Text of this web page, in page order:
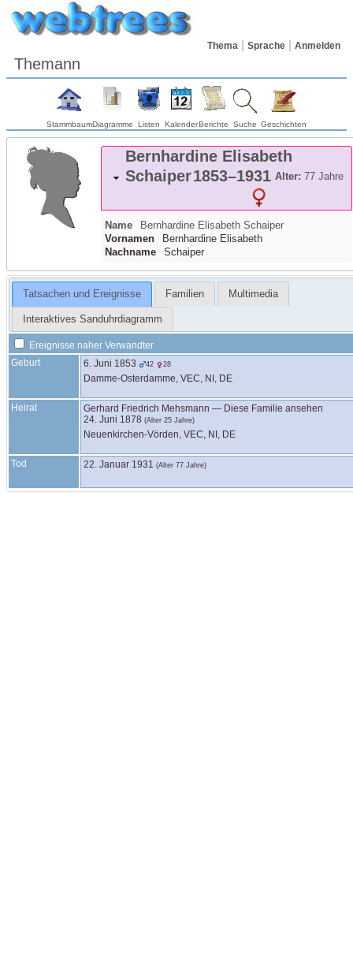
Thema Sprache Anmelden
Themann
StammbaumDiagramme Listen KalenderBerichte Suche Geschichten
Bernhardine Elisabeth
Schaiper
Alter: 77 Jahre
1853–1931
Name Bernhardine Elisabeth Schaiper
Vornamen
Bernhardine Elisabeth
Nachname
Schaiper
Tatsachen und Ereignisse Familien Multimedia
Interaktives Sanduhrdiagramm
Ereignisse naher Verwandter
Geburt
6. Juni 1853 42 28
Damme-Osterdamme, VEC, NI, DE
Heirat Gerhard Friedrich Mehsmann — Diese Familie ansehen
24. Juni 1878 (Alter 25 Jahre)
Neuenkirchen-Vörden, VEC, NI, DE
Tod 22. Januar 1931 (Alter 77 Jahre)